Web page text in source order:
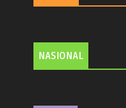
NASIONAL